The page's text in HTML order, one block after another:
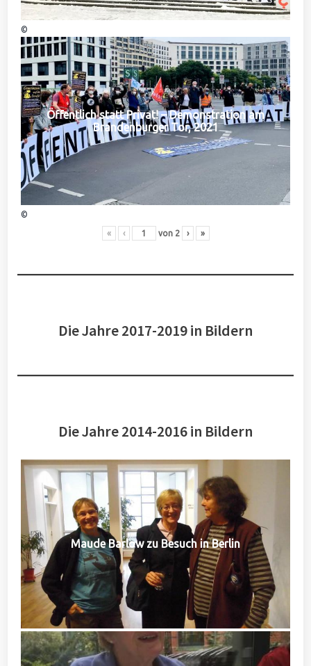
©
Öffentlich statt Privat! – Demonstration am
Brandenburger Tor, 2021
©
« ‹ von 2 › »
Die Jahre 2017-2019 in Bildern
Die Jahre 2014-2016 in Bildern
Maude Barlow zu Besuch in Berlin